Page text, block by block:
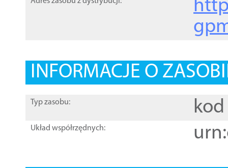
INFORMACJE O
Typ zasobu: kod
Układ współrzędnych: